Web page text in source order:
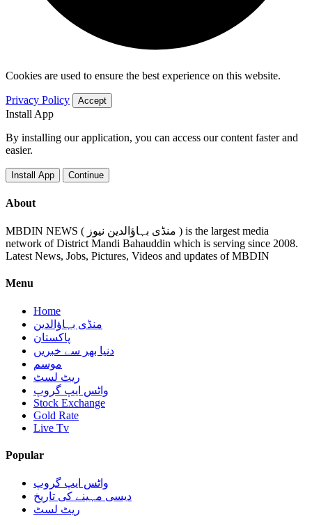
Cookies are used to ensure the best experience on this website.
Privacy Policy Accept
Install App
By installing our application, you can access our content faster and
easier.
Install App Continue
About
MBDIN NEWS ( منڈی بہاؤالدین نیوز ) is the largest media
network of District Mandi Bahauddin which is serving since 2008.
Latest News, Jobs, Pictures, Videos and updates of MBDIN
Menu
Home
منڈی بہاؤالدین
پاکستان
دنیا بھر سے خبریں
موسم
ریٹ لسٹ
واٹس ایپ گروپ
Stock Exchange
Gold Rate
Live Tv
Popular
واٹس ایپ گروپ
دیسی مہینے کی تاریخ
ریٹ لسٹ